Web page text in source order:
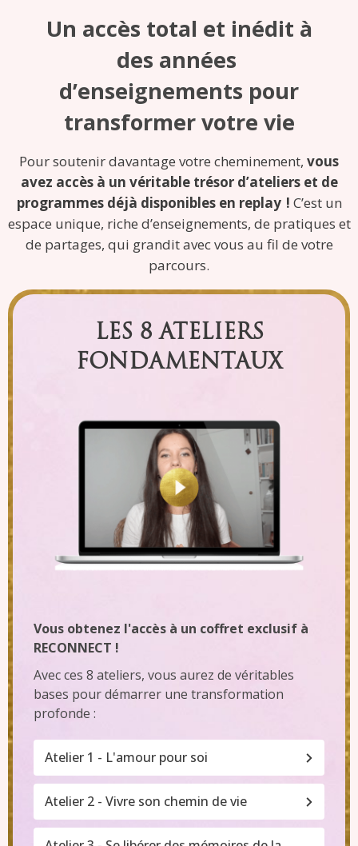
Un accès total et inédit à
des années
d’enseignements pour
transformer votre vie
Pour soutenir davantage votre cheminement, vous
avez accès à un véritable trésor d’ateliers et de
programmes déjà disponibles en replay! C’est un
espace unique, riche d’enseignements, de pratiques et
de partages, qui grandit avec vous au fil de votre
parcours.
LES 8 ATELIERS
FONDAMENTAUX
Vous obtenez l'accès à un coffret exclusif à
RECONNECT !
Avec ces 8 ateliers, vous aurez de véritables
bases pour démarrer une transformation
profonde :
Atelier 1 - L'amour pour soi
Atelier 2 - Vivre son chemin de vie